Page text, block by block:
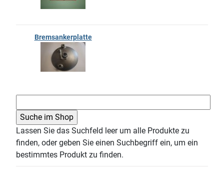
Bremsankerplatte
Lassen Sie das Suchfeld leer um alle Produkte zu
finden, oder geben Sie einen Suchbegriff ein, um ein
bestimmtes Produkt zu finden.